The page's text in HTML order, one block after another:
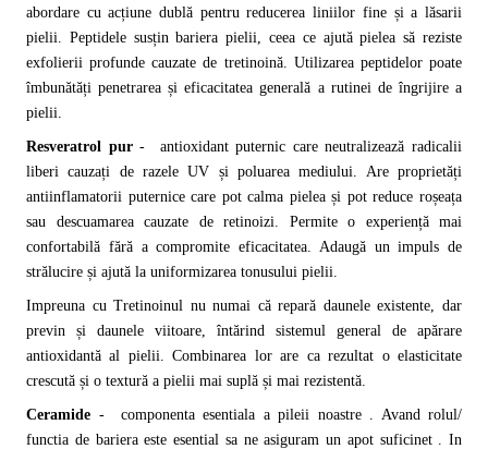
abordare cu acțiune dublă pentru reducerea liniilor fine și a lăsarii
pielii. Peptidele susțin bariera pielii, ceea ce ajută pielea să reziste
exfolierii profunde cauzate de tretinoină. Utilizarea peptidelor poate
îmbunătăți penetrarea și eficacitatea generală a rutinei de îngrijire a
pielii.
Resveratrol pur-
antioxidant puternic care neutralizează radicalii
liberi cauzați de razele UV și poluarea mediului. Are proprietăți
antiinflamatorii puternice care pot calma pielea și pot reduce roșeața
sau descuamarea cauzate de retinoizi. Permite o experiență mai
confortabilă fără a compromite eficacitatea. Adaugă un impuls de
strălucire și ajută la uniformizarea tonusului pielii.
Impreuna cu Tretinoinul nu numai că repară daunele existente, dar
previn și daunele viitoare, întărind sistemul general de apărare
antioxidantă al pielii. Combinarea lor are ca rezultat o elasticitate
crescută și o textură a pielii mai suplă și mai rezistentă.
Ceramide - componenta esentiala a pileii noastre . Avand rolul/
functia de bariera este esential sa ne asiguram un apot suficinet . In